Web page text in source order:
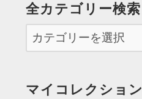
全カテゴリー検索
マイコレクション